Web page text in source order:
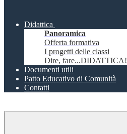
Didattica
Panoramica
Offerta formativa
I progetti delle classi
Dire, fare...DIDATTICA!
Documenti utili
Patto Educativo di Comunità
Contatti